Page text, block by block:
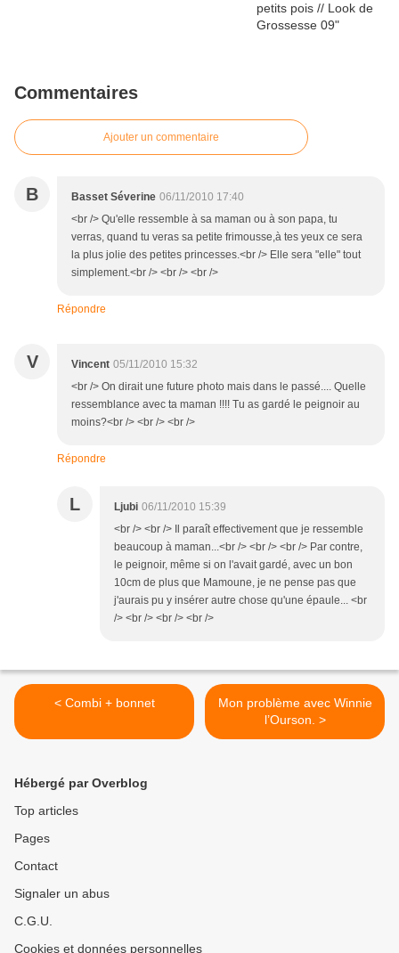
Commentaires
Ajouter un commentaire
B Basset Séverine 06/11/2010 17:40
<br /> Qu'elle ressemble à sa maman ou à son papa, tu
verras, quand tu veras sa petite frimousse,à tes yeux ce sera
la plus jolie des petites princesses.<br /> Elle sera "elle" tout
simplement.<br /> <br /> <br />
Répondre
V Vincent 05/11/2010 15:32
<br /> On dirait une future photo mais dans le passé.... Quelle
ressemblance avec ta maman !!!! Tu as gardé le peignoir au
moins?<br /> <br /> <br />
Répondre
L Ljubi 06/11/2010 15:39
<br /> <br /> Il paraît effectivement que je ressemble
beaucoup à maman...<br /> <br /> <br /> Par contre,
le peignoir, même si on l'avait gardé, avec un bon
10cm de plus que Mamoune, je ne pense pas que
j'aurais pu y insérer autre chose qu'une épaule... <br
/> <br /> <br /> <br />
< Combi + bonnet
Mon problème avec Winnie
l’Ourson. >
Hébergé par Overblog
Top articles
Pages
Contact
Signaler un abus
C.G.U.
Cookies et données personnelles